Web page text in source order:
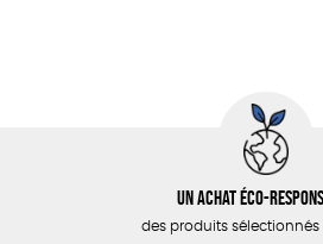
Un achat éco-
des produits sélectionnés